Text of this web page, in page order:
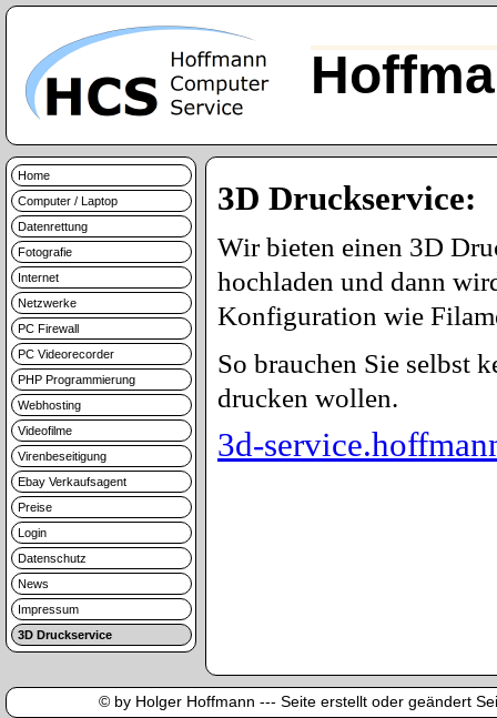
Home
Computer / Laptop
Datenrettung
Fotografie
Internet
Netzwerke
PC Firewall
PC Videorecorder
PHP Programmierung
Webhosting
Videofilme
Virenbeseitigung
Ebay Verkaufsagent
Preise
Login
Datenschutz
News
Impressum
3D Druckservice
3D Druckservice:
Wir bieten einen 3D
hochladen und dann
Konfiguration wie
So brauchen Sie selbst
drucken wollen.
3d-
© by Holger Hoffmann --- Seite erstellt oder geändert